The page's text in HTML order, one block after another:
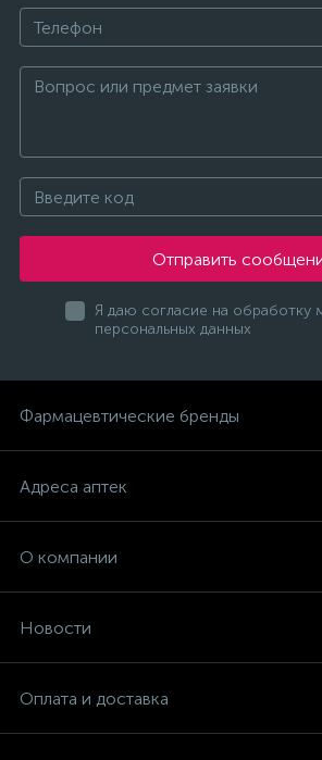
Отправить
Я даю согласие на обработку
персональных данных
Фармацевтические бренды
Адреса аптек
О компании
Новости
Оплата и доставка